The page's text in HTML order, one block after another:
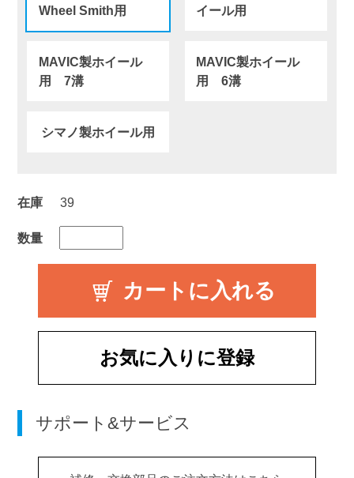
Wheel Smith用
イール用
MAVIC製ホイール
用 7溝
MAVIC製ホイール
用 6溝
シマノ製ホイール用
在庫 39
数量
お気に入りに登録
サポート&サービス